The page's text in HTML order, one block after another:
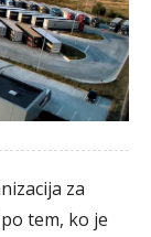
za
tem, ko je